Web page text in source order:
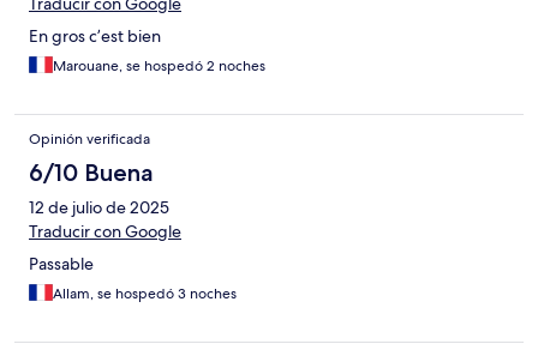
En gros c’est bien
Marouane, se hospedó 2 noches
Opinión verificada
6/10 Buena
12 de julio de 2025
Traducir con Google
Passable
Allam, se hospedó 3 noches